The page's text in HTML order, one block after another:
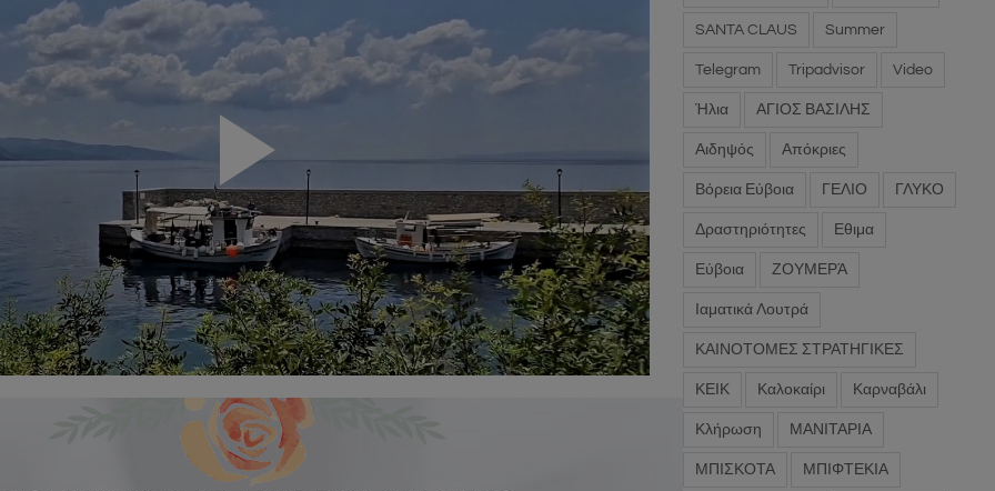
Play
Video
SANTA CLAUS Summer
Telegram Tripadvisor Video
Ήλια ΑΓΙΟΣ ΒΑΣΙΛΗΣ
Αιδηψός Απόκριες
Βόρεια Εύβοια ΓΕΛΙΟ ΓΛΥΚΟ
Δραστηριότητες Εθιμα
Εύβοια ΖΟΥΜΕΡΆ
Ιαματικά Λουτρά
ΚΑΙΝΟΤΟΜΕΣ ΣΤΡΑΤΗΓΙΚΕΣ
ΚΕΙΚ Καλοκαίρι Καρναβάλι
Κλήρωση ΜΑΝΙΤΑΡΙΑ
ΜΠΙΣΚΟΤΑ ΜΠΙΦΤΕΚΙΑ